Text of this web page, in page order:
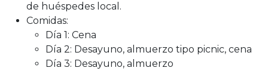
de huéspedes local.
Comidas:
Día 1: Cena
Día 2: Desayuno, almuerzo tipo picnic, cena
Día 3: Desayuno, almuerzo